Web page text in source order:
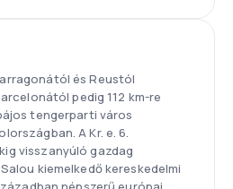
és Reustól
pedig 112 km-re
tengerparti város
A Kr. e. 6.
visszanyúló gazdag
kiemelkedő kereskedelmi